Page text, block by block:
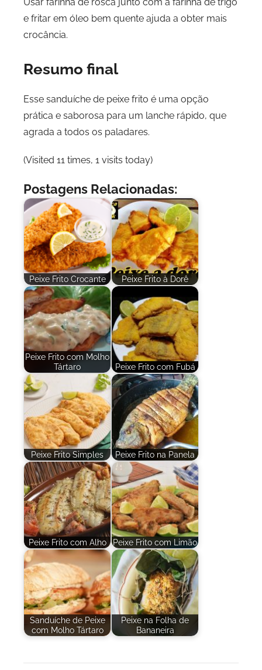
e fritar em óleo bem quente ajuda a obter mais
crocância.
Resumo final
Esse sanduíche de peixe frito é uma opção
prática e saborosa para um lanche rápido, que
agrada a todos os paladares.
(Visited 11 times, 1 visits today)
Postagens Relacionadas:
Peixe Frito Crocante Peixe Frito à Dorê
Peixe Frito com Molho
Tártaro
Peixe Frito com Fubá
Peixe Frito Simples Peixe Frito na Panela
Peixe Frito com Alho Peixe Frito com Limão
Sanduíche de Peixe
com Molho Tártaro
Peixe na Folha de
Bananeira